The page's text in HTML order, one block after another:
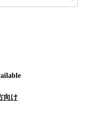
向け